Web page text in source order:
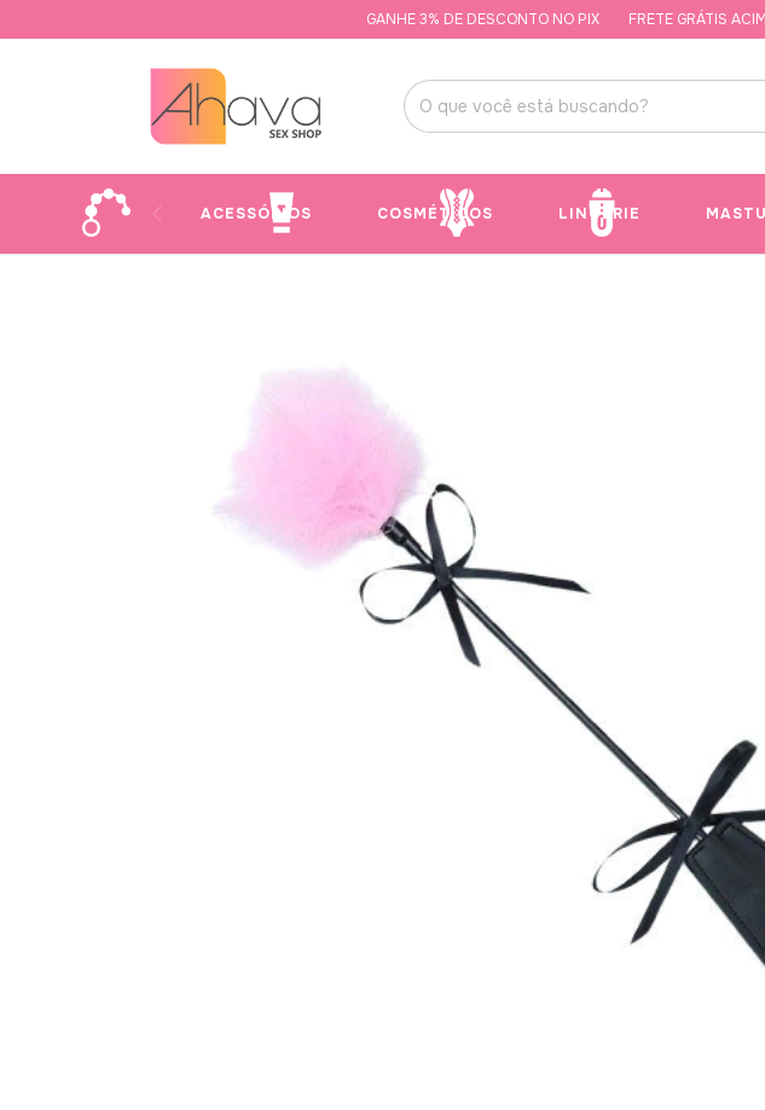
GANHE 3% DE DESCONTO NO PIX FRETE GRÁTIS ACIMA
ACESSÓRIOS COSMÉTICOS LINGERIE